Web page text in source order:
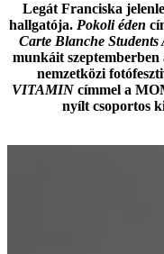
Legát Franciska
hallgatója. Pokoli éden
Carte Blanche Students
munkáit szeptemberben
nemzetközi
VITAMINcímmel a
nyílt csoportos